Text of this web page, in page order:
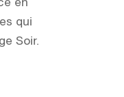
qui
Soir.